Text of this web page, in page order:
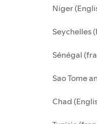
Niger
Seychelles
Sénégal
Sao Tome
Chad